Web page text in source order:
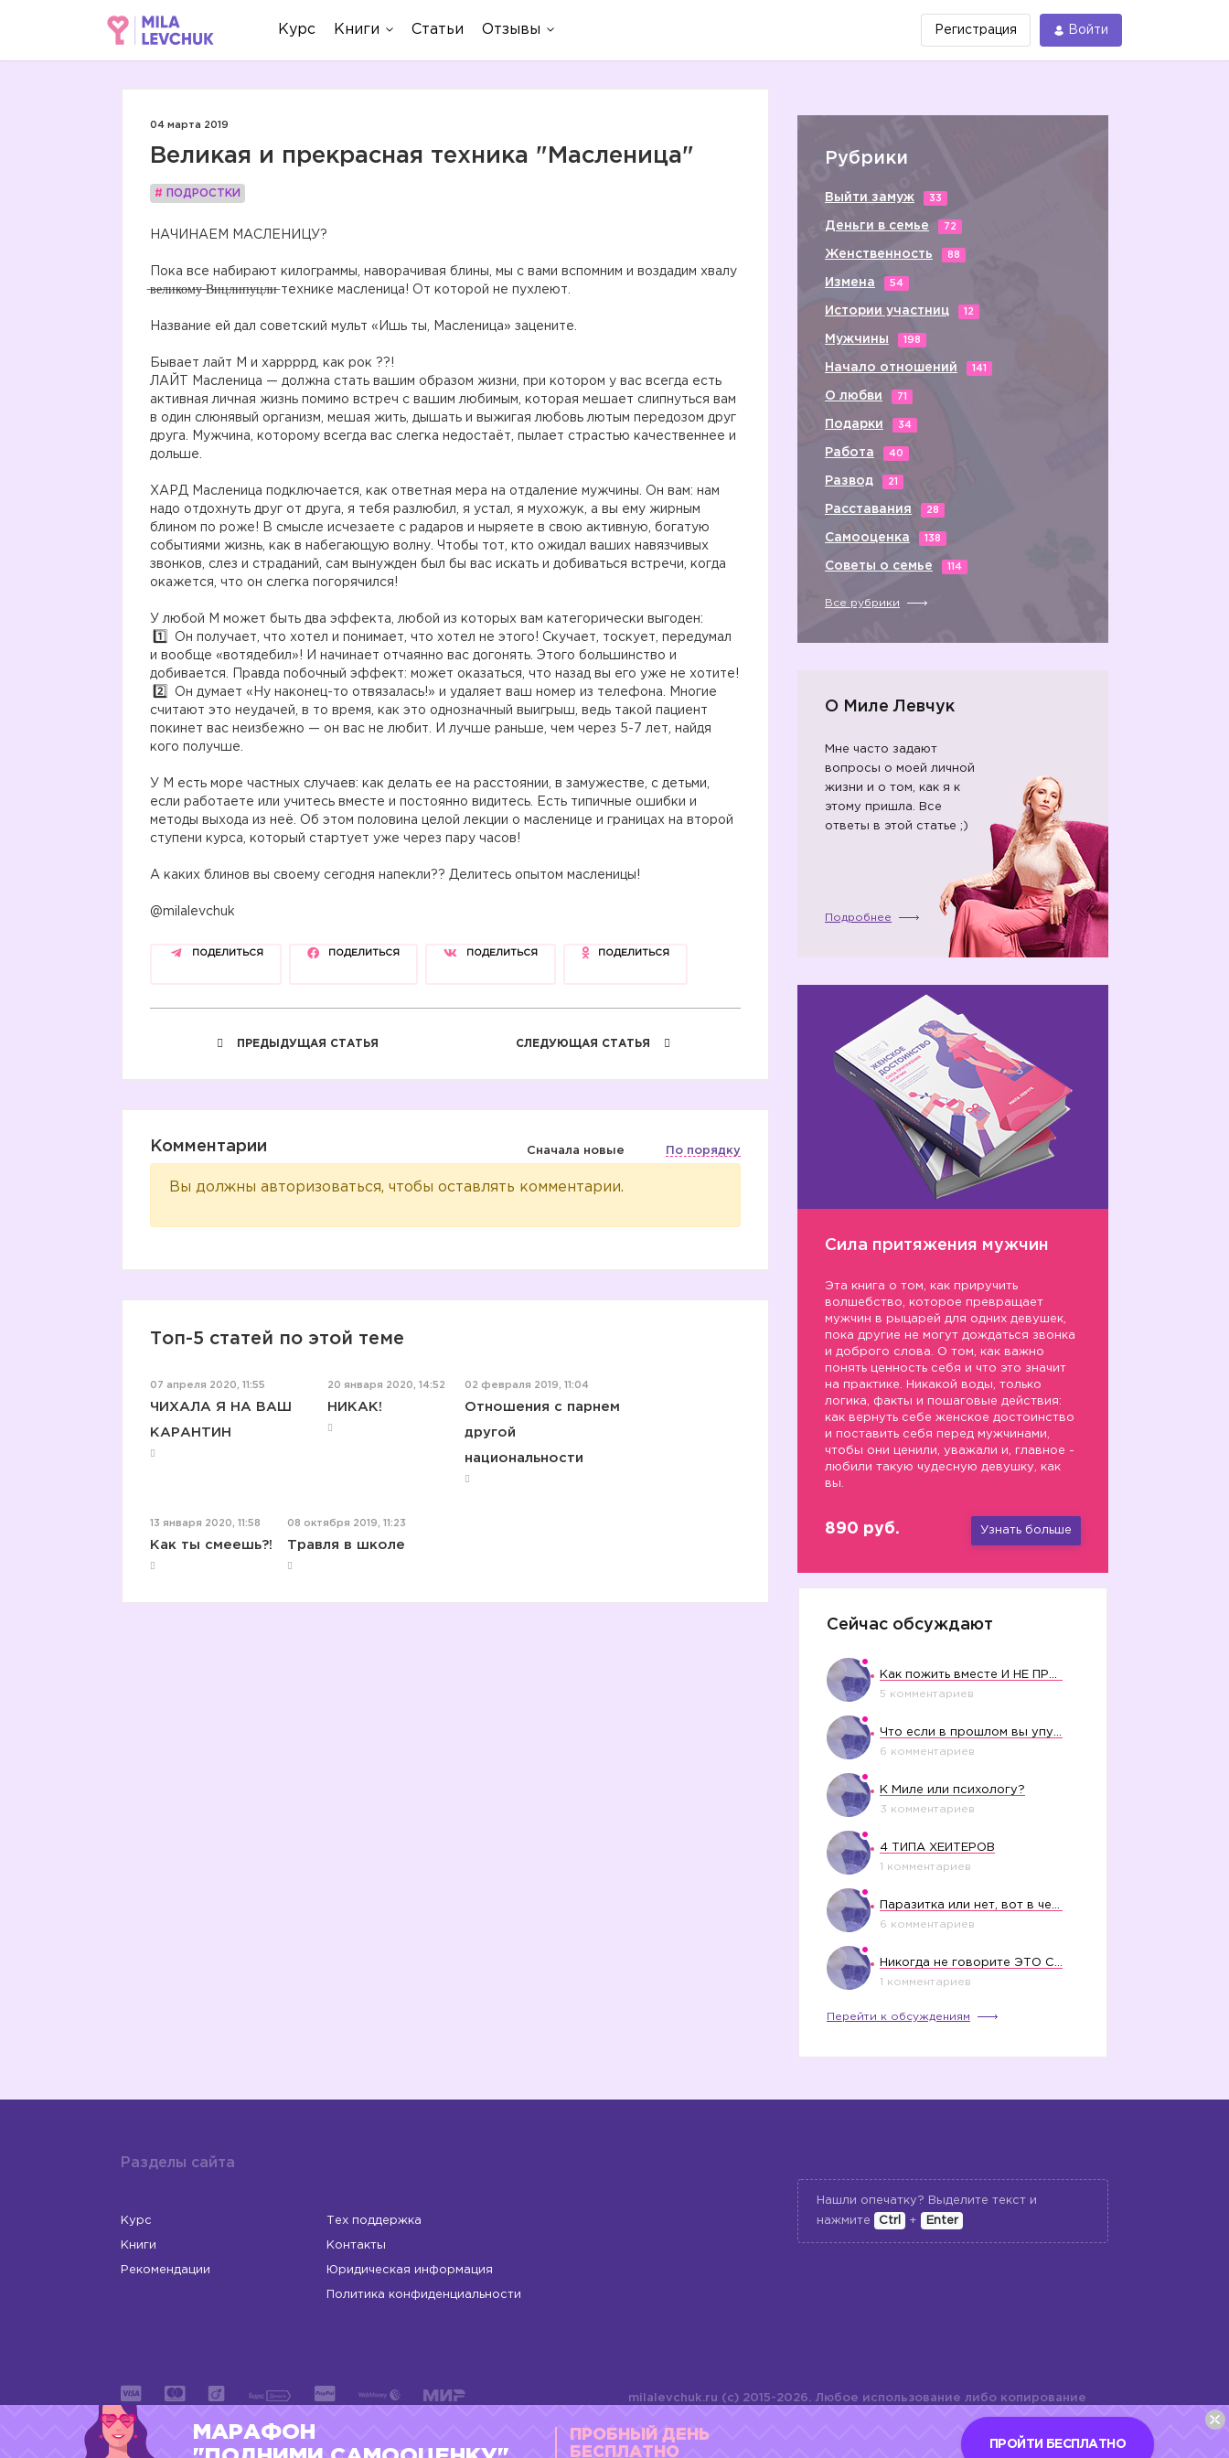
Курс Книги Статьи Отзывы Регистрация Войти
04 марта 2019
Великая и прекрасная техника "Масленица"
# ПОДРОСТКИ
НАЧИНАЕМ МАСЛЕНИЦУ?
Пока все набирают килограммы, наворачивая блины, мы с вами вспомним и воздадим хвалу
̶в̶е̶л̶и̶к̶о̶м̶у̶ ̶В̶и̶ц̶л̶и̶п̶у̶ц̶л̶и̶ технике масленица! От которой не пухлеют.
Название ей дал советский мульт «Ишь ты, Масленица» зацените.
Бывает лайт М и харрррд, как рок ??!
ЛАЙТ Масленица — должна стать вашим образом жизни, при котором у вас всегда есть
активная личная жизнь помимо встреч с вашим любимым, которая мешает слипнуться вам
в один слюнявый организм, мешая жить, дышать и выжигая любовь лютым передозом друг
друга. Мужчина, которому всегда вас слегка недостаёт, пылает страстью качественнее и
дольше.
ХАРД Масленица подключается, как ответная мера на отдаление мужчины. Он вам: нам
надо отдохнуть друг от друга, я тебя разлюбил, я устал, я мухожук, а вы ему жирным
блином по роже! В смысле исчезаете с радаров и ныряете в свою активную, богатую
событиями жизнь, как в набегающую волну. Чтобы тот, кто ожидал ваших навязчивых
звонков, слез и страданий, сам вынужден был бы вас искать и добиваться встречи, когда
окажется, что он слегка погорячился!
У любой М может быть два эффекта, любой из которых вам категорически выгоден:
Он получает, что хотел и понимает, что хотел не этого! Скучает, тоскует, передумал
и вообще «вотядебил»! И начинает отчаянно вас догонять. Этого большинство и
добивается. Правда побочный эффект: может оказаться, что назад вы его уже не хотите!
2️⃣
Он думает «Ну наконец-то отвязалась!» и удаляет ваш номер из телефона. Многие
считают это неудачей, в то время, как это однозначный выигрыш, ведь такой пациент
покинет вас неизбежно — он вас не любит. И лучше раньше, чем через 5-7 лет, найдя
кого получше.
У М есть море частных случаев: как делать ее на расстоянии, в замужестве, с детьми,
если работаете или учитесь вместе и постоянно видитесь. Есть типичные ошибки и
методы выхода из неё. Об этом половина целой лекции о масленице и границах на второй
ступени курса, который стартует уже через пару часов!
А каких блинов вы своему сегодня напекли?? Делитесь опытом масленицы!
@milalevchuk
ПОДЕЛИТЬСЯ ПОДЕЛИТЬСЯ ПОДЕЛИТЬСЯ ПОДЕЛИТЬСЯ
ПРЕДЫДУЩАЯ СТАТЬЯ СЛЕДУЮЩАЯ СТАТЬЯ
Комментарии Сначала новые По порядку
Вы должны авторизоваться, чтобы оставлять комментарии.
Топ-5 статей по этой теме
07 апреля 2020, 11:55
ЧИХАЛА Я НА ВАШ
КАРАНТИН
20 января 2020, 14:52
НИКАК!
02 февраля 2019, 11:04
Отношения с парнем
другой
национальности
13 января 2020, 11:58
Как ты смеешь?!
08 октября 2019, 11:23
Травля в школе
Рубрики
Выйти замуж 33
Деньги в семье 72
Женственность 88
Измена 54
Истории участниц 12
Мужчины 198
Начало отношений 141
О любви 71
Подарки 34
Работа 40
Развод 21
Расставания 28
Самооценка 138
Советы о семье 114
Все рубрики
О Миле Левчук
Мне часто задают
вопросы о моей личной
жизни и о том, как я к
этому пришла. Все
ответы в этой статье ;)
Подробнее
Сила притяжения мужчин
Эта книга о том, как приручить
волшебство, которое превращает
мужчин в рыцарей для одних девушек,
пока другие не могут дождаться звонка
и доброго слова. О том, как важно
понять ценность себя и что это значит
на практике. Никакой воды, только
логика, факты и пошаговые действия:
как вернуть себе женское достоинство
и поставить себя перед мужчинами,
чтобы они ценили, уважали и, главное -
любили такую чудесную девушку, как
вы.
890 руб. Узнать больше
Сейчас обсуждают
5 комментариев
6 комментариев
К Миле или психологу?
3 комментариев
4 ТИПА ХЕЙТЕРОВ
1 комментариев
6 комментариев
1 комментариев
Перейти к обсуждениям
Разделы сайта
Курс
Книги
Рекомендации
Тех поддержка
Контакты
Юридическая информация
Политика конфиденциальности
Нашли опечатку? Выделите текст и
нажмите
Ctrl + Enter
ИП Левчук Людмила Николаевна
milalevchuk.ru (c) 2015-2026. Любое использование либо копирование
материалов или подборки материалов сайта, элементов дизайна и
оформления допускается лишь с разрешения правообладателя и
МАРАФОН
ПРОБНЫЙ ДЕНЬ
БЕСПЛАТНО
ПРОЙТИ БЕСПЛАТНО